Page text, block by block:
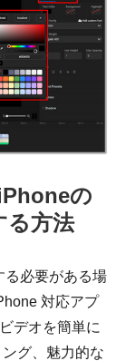
の
る方法
る必要がある場
対応アプ
デオを簡単に
グ、魅力的な